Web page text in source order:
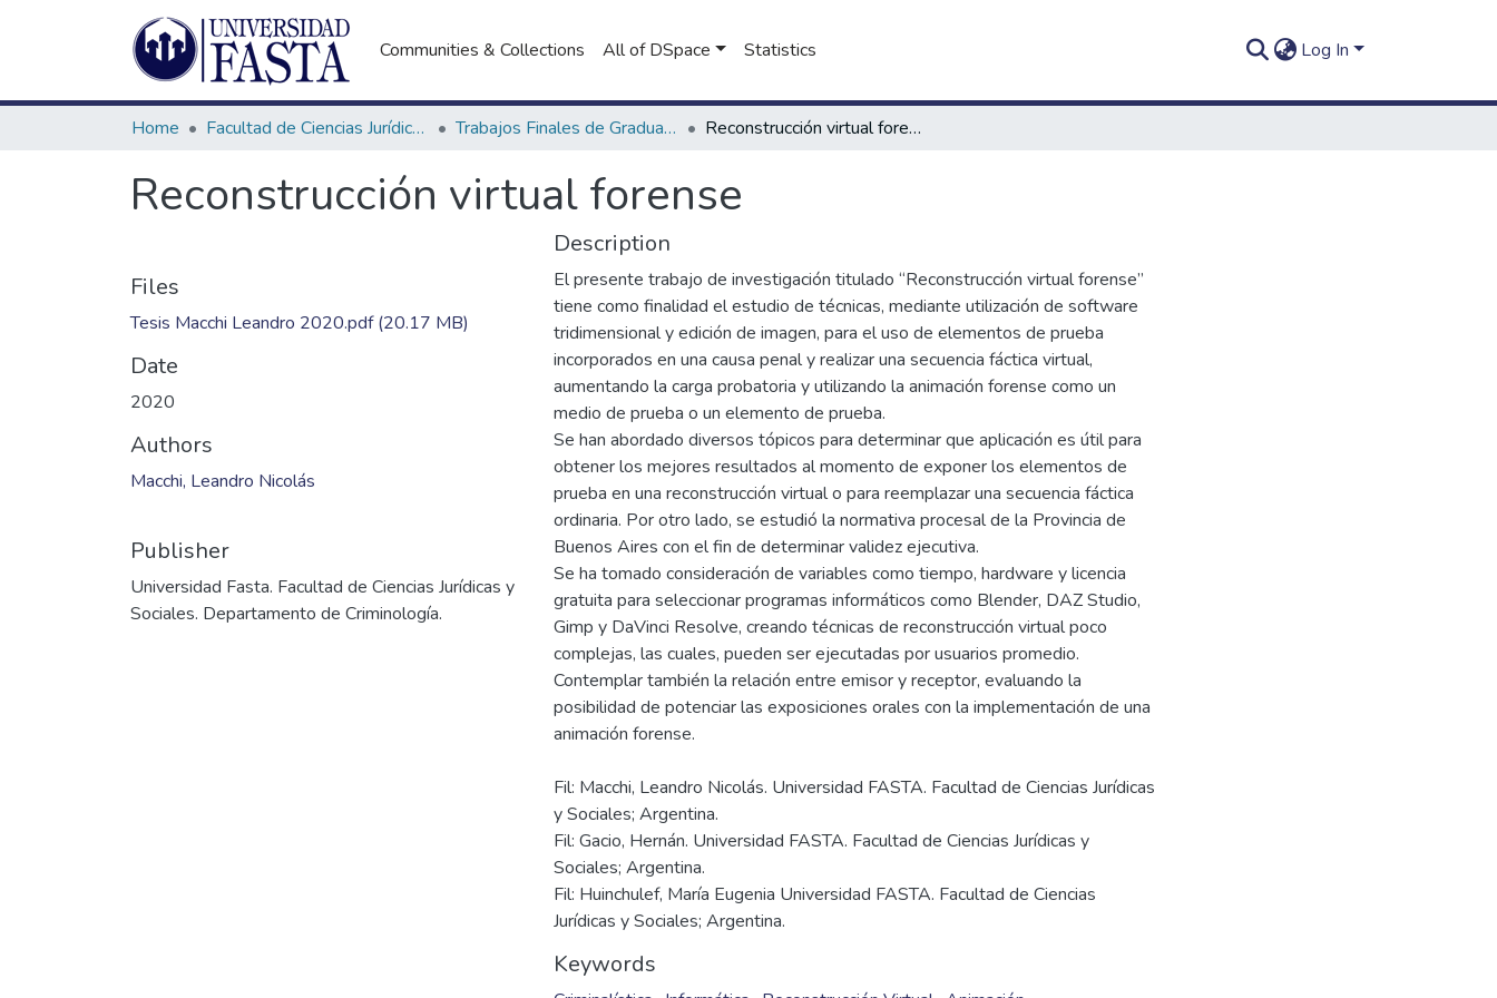
Communities & Collections All of DSpace Statistics Log In
Home Facultad de Ciencias Jurídicas y Sociales Trabajos Finales de Graduación Licenciatura en Criminalística Reconstrucción virtual forense
Reconstrucción virtual forense
Files
Tesis Macchi Leandro 2020.pdf
Authors
Description
El presente trabajo de investigación titulado “Reconstrucción virtual forense”
tiene como finalidad el estudio de técnicas, mediante utilización de software
tridimensional y edición de imagen, para el uso de elementos de prueba
incorporados en una causa penal y realizar una secuencia fáctica virtual,
aumentando la carga probatoria y utilizando la animación forense como un
medio de prueba o un elemento de prueba.
Se han abordado diversos tópicos para determinar que aplicación es útil para
obtener los mejores resultados al momento de exponer los elementos de
prueba en una reconstrucción virtual o para reemplazar una secuencia fáctica
ordinaria. Por otro lado, se estudió la normativa procesal de la Provincia de
Buenos Aires con el fin de determinar validez ejecutiva.
Se ha tomado consideración de variables como tiempo, hardware y licencia
gratuita para seleccionar programas informáticos como Blender, DAZ Studio,
Gimp y DaVinci Resolve, creando técnicas de reconstrucción virtual poco
complejas, las cuales, pueden ser ejecutadas por usuarios promedio.
Contemplar también la relación entre emisor y receptor, evaluando la
posibilidad de potenciar las exposiciones orales con la implementación de una
Fil: Macchi, Leandro Nicolás. Universidad FASTA. Facultad de Ciencias Jurídicas
y Sociales; Argentina.
Fil: Gacio, Hernán. Universidad FASTA. Facultad de Ciencias Jurídicas y
Sociales; Argentina.
Fil: Huinchulef, María Eugenia Universidad FASTA. Facultad de Ciencias
Jurídicas y Sociales; Argentina.
Keywords